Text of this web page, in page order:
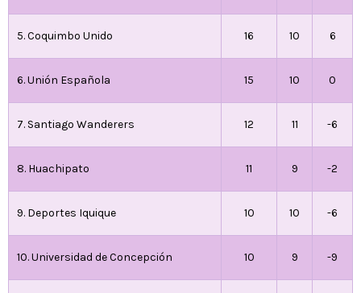
5. Coquimbo Unido 16 10 6
6. Unión Española 15 10 0
7. Santiago Wanderers 12 11 -6
8. Huachipato 11 9 -2
9. Deportes Iquique 10 10 -6
10. Universidad de Concepción 10 9 -9